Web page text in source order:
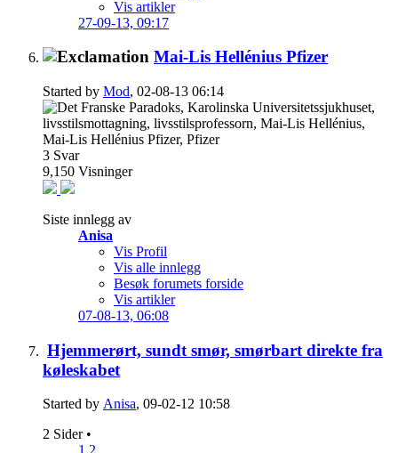
Vis artikler
27-09-13, 09:17
Mai-Lis Hellénius Pfizer
Started by Mod, 02-08-13 06:14
3 Svar
9,150 Visninger
Siste innlegg av
Anisa
Vis Profil
Vis alle innlegg
Besøk forumets forside
Vis artikler
07-08-13, 06:08
Hjemmerørt, sundt smør, smørbart direkte fra
køleskabet
Started by Anisa, 09-02-12 10:58
2 Sider •